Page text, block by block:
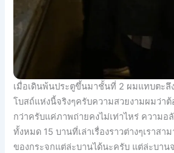
เมื่อเดินพ้นประตูขึ้นมาชั้นที่ 2 ผมแทบตะลึ
โบสถ์แห่งนี้จริงๆครับความสวยงามผมว่าต้
กว่าครับแค่ภาพถ่ายคงไม่เท่าไหร่ ความอ
ทั้งหมด 15 บานที่เล่าเรื่องราวต่างๆเราสา
ของกระจกแต่ล่ะบานได้นะครับ แต่ล่ะบา